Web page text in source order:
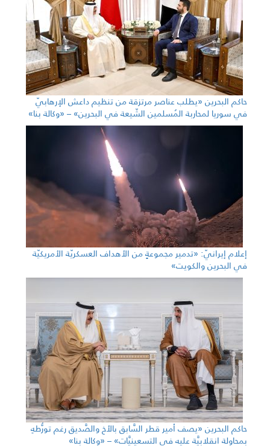
حاكم البحرين «يطلب عناصر مرتزقة من تنظيم داعش الإرهابيّ
في سوريا لمحاربة المُسلمين الشّيعة في البحرين» – «وكالة بنا»
إعلام إيرانيّ: «تدمير مجموعةٍ من الأهداف العسكريّة الأمريكيّة
في البحرين والكويت»
حاكم البحرين «يصف أمير قطر السَّابق بالأخ والصَّديق رغم تورُّطهِ
بمحاولة انقلابيَّة عليه في التسعينيَّات» – «وكالة بنا»